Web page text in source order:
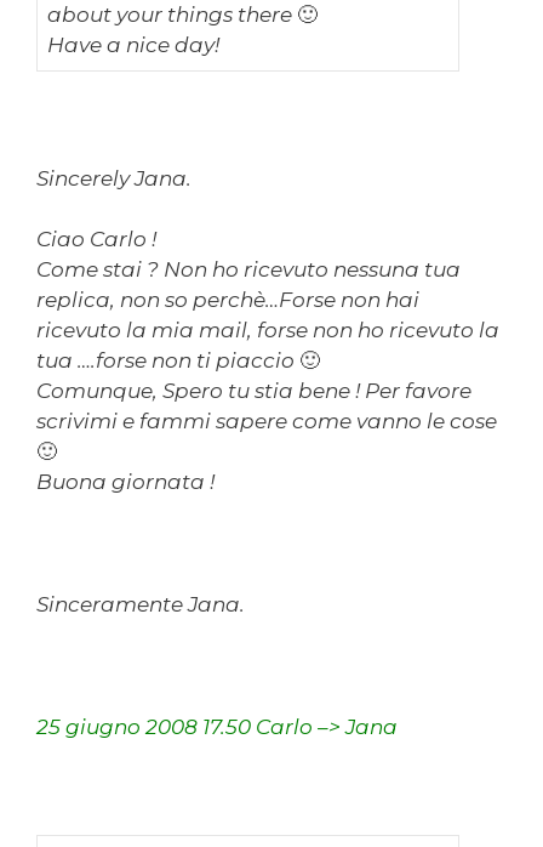
about your things there 🙂
Have a nice day!
Sincerely Jana.
Ciao Carlo !
Come stai ? Non ho ricevuto nessuna tua
replica, non so perchè…Forse non hai
ricevuto la mia mail, forse non ho ricevuto la
tua ….forse non ti piaccio 🙂
Comunque, Spero tu stia bene ! Per favore
scrivimi e fammi sapere come vanno le cose
🙂
Buona giornata !
Sinceramente Jana.
25 giugno 2008 17.50 Carlo –> Jana